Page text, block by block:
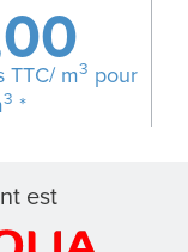
TTC/ m3 pour
3 *
est